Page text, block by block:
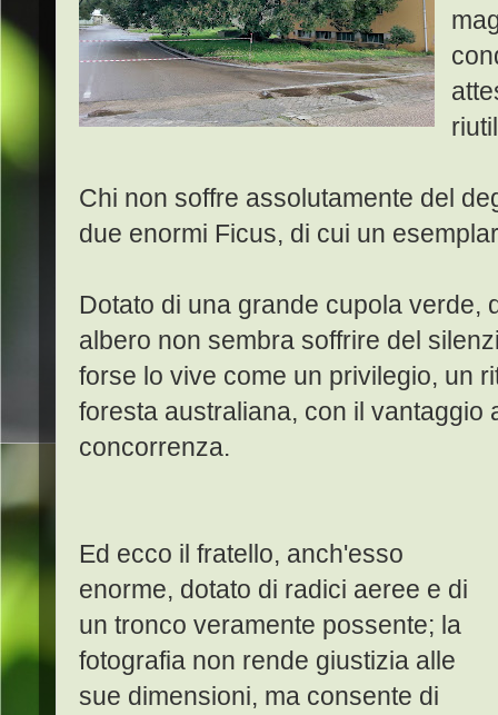
Chi non soffre assolutamente del
due enormi Ficus, di cui un
Dotato di una grande cupola verde,
albero non sembra soffrire del
forse lo vive come un privilegio, un
foresta australiana, con il vantaggio
concorrenza.
Ed ecco il fratello, anch'esso
enorme, dotato di radici aeree e di
un tronco veramente possente; la
fotografia non rende giustizia alle
sue dimensioni, ma consente di